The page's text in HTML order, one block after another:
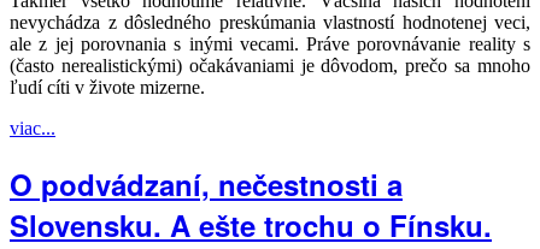
nevychádza z dôsledného preskúmania vlastností hodnotenej veci,
ale z jej porovnania s inými vecami. Práve porovnávanie reality s
(často nerealistickými) očakávaniami je dôvodom, prečo sa mnoho
ľudí cíti v živote mizerne.
viac...
O podvádzaní, nečestnosti a
Slovensku. A ešte trochu o Fínsku.